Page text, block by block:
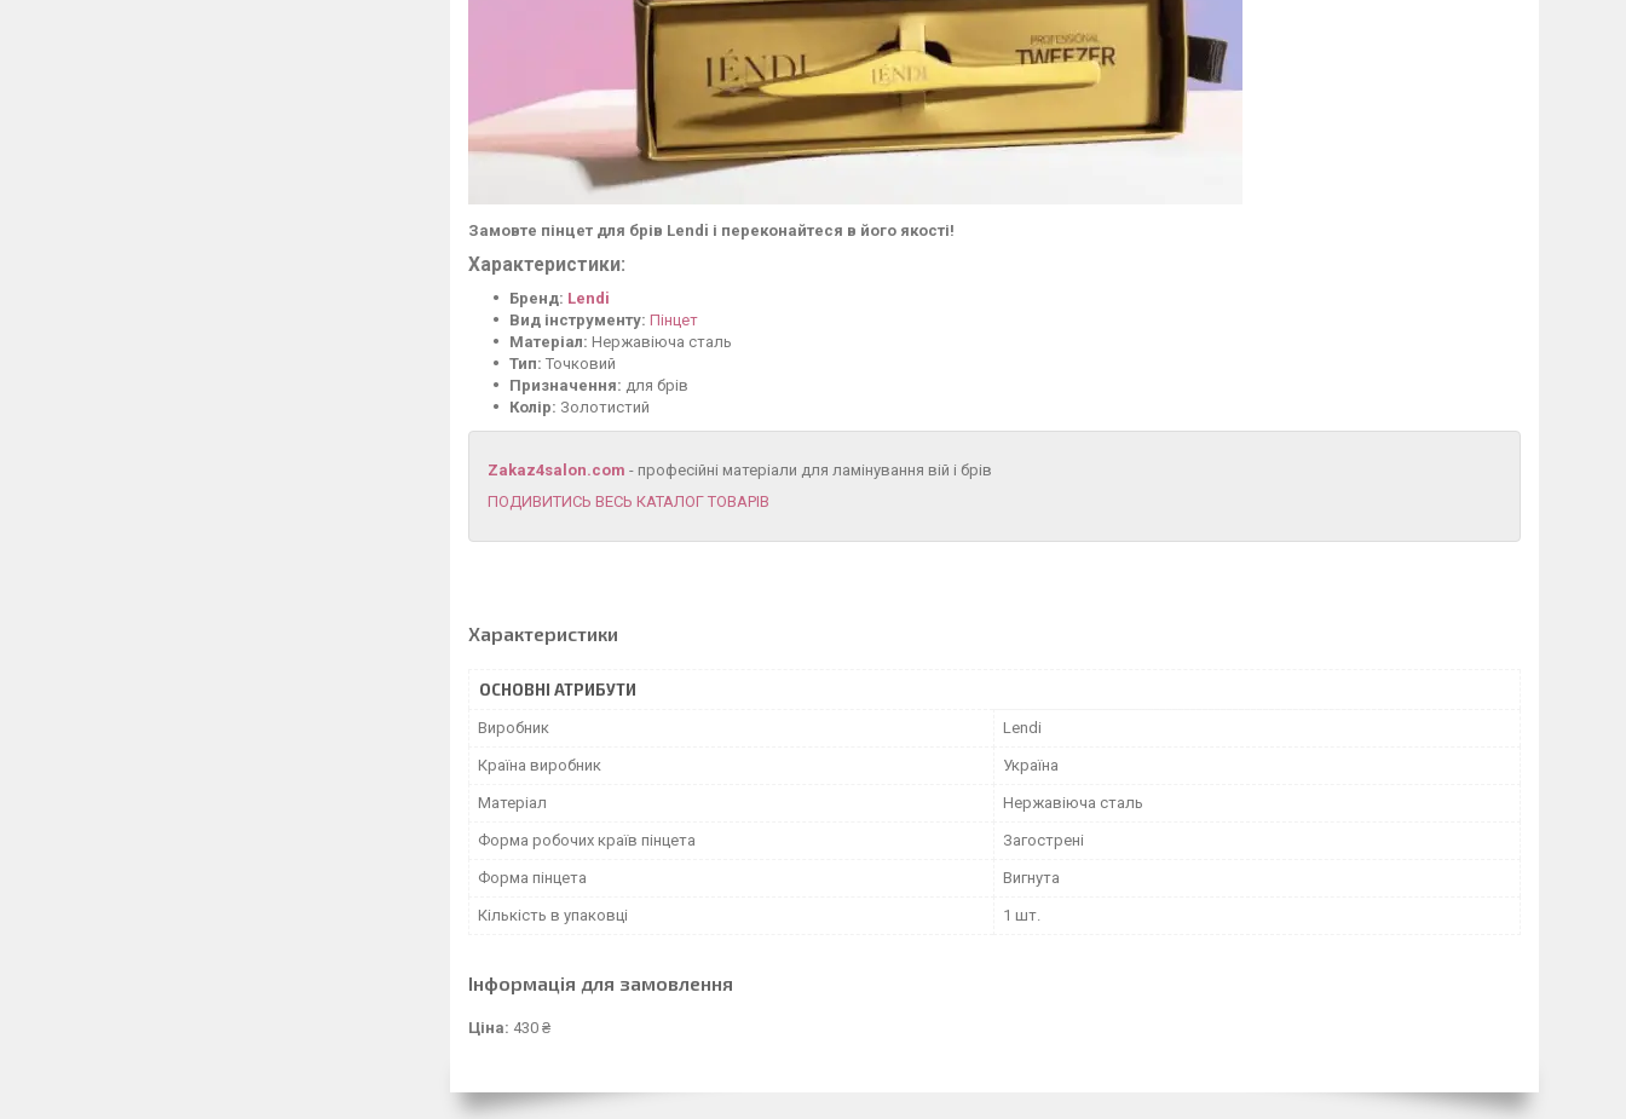
Замовте пінцет для брів Lendi і переконайтеся в його якості!
Характеристики:
Бренд: Lendi
Вид інструменту: Пінцет
Матеріал: Нержавіюча сталь
Тип: Точковий
Призначення: для брів
Колір: Золотистий
Zakaz4salon.com - професійні матеріали для ламінування вій і брів
ПОДИВИТИСЬ ВЕСЬ КАТАЛОГ ТОВАРІВ
Характеристики
ОСНОВНІ АТРИБУТИ
Виробник Lendi
Країна виробник Україна
Матеріал Нержавіюча сталь
Форма робочих країв пінцета Загострені
Форма пінцета Вигнута
Кількість в упаковці 1 шт.
Інформація для замовлення
Ціна: 430 ₴